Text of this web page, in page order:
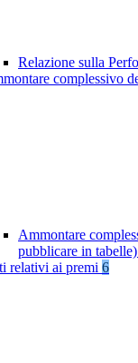
Relazione sulla
complessivo
Ammontare
pubblicare in tabelle)
relativi ai premi 6